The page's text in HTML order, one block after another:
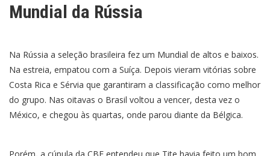
Mundial da Rússia
Na Rússia a seleção brasileira fez um Mundial de altos e baixos.
Na estreia, empatou com a Suíça. Depois vieram vitórias sobre
Costa Rica e Sérvia que garantiram a classificação como melhor
do grupo. Nas oitavas o Brasil voltou a vencer, desta vez o
México, e chegou às quartas, onde parou diante da Bélgica.